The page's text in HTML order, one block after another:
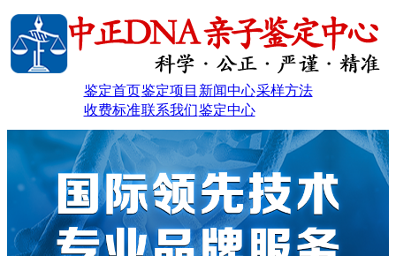
鉴定首页鉴定项目 新闻中心采样方法
收费标准联系我们鉴定中心